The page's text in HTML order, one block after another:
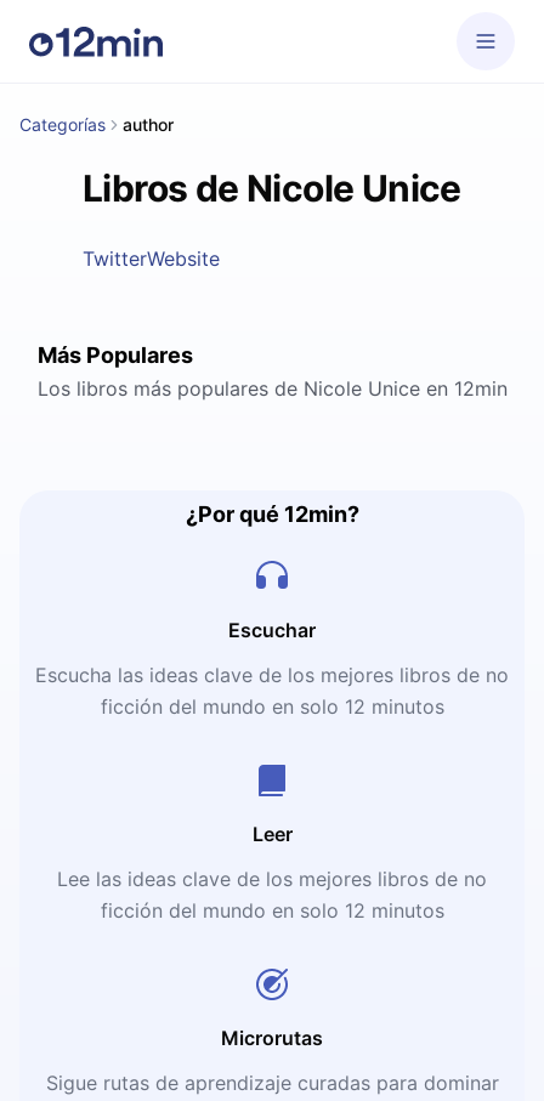
Categorías author
Libros de Nicole Unice
TwitterWebsite
Más Populares
Los libros más populares de Nicole Unice en 12min
¿Por qué 12min?
Escuchar
Escucha las ideas clave de los mejores libros de no
ficción del mundo en solo 12 minutos
Leer
Lee las ideas clave de los mejores libros de no
ficción del mundo en solo 12 minutos
Microrutas
Sigue rutas de aprendizaje curadas para dominar